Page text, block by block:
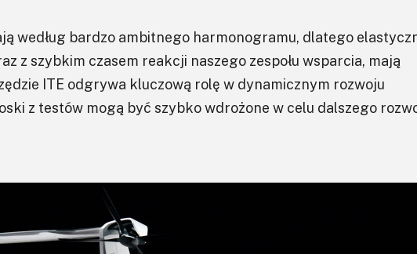
według bardzo ambitnego harmonogramu, dlatego
z szybkim czasem reakcji naszego zespołu wsparcia, mają
ITE odgrywa kluczową rolę w dynamicznym rozwoju
z testów mogą być szybko wdrożone w celu dalszego